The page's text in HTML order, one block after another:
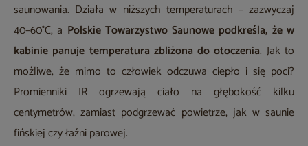
saunowania. Działa w niższych temperaturach – zazwyczaj
40–60°C, a Polskie Towarzystwo Saunowe podkreśla, że w
kabinie panuje temperatura zbliżona do otoczenia. Jak to
możliwe, że mimo to człowiek odczuwa ciepło i się poci?
Promienniki IR ogrzewają ciało na głębokość kilku
centymetrów, zamiast podgrzewać powietrze, jak w saunie
fińskiej czy łaźni parowej.